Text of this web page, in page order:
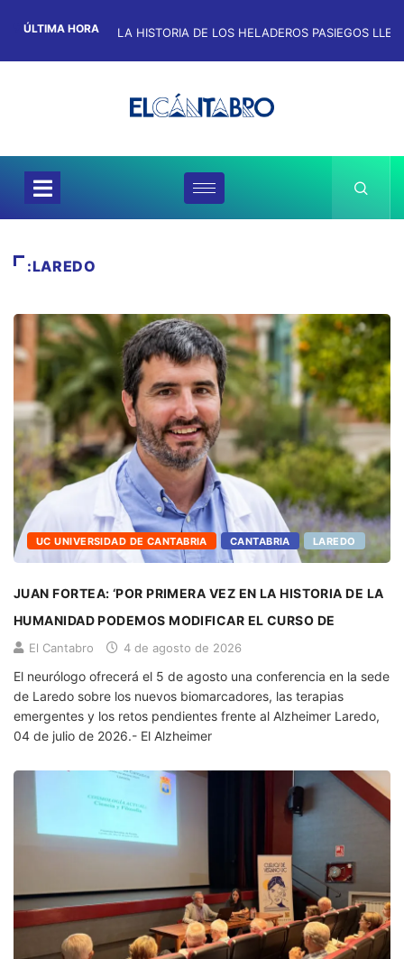
ÚLTIMA HORA
:LAREDO
UC UNIVERSIDAD DE CANTABRIA CANTABRIA LAREDO
JUAN FORTEA: ‘POR PRIMERA VEZ EN LA HISTORIA DE LA
HUMANIDAD PODEMOS MODIFICAR EL CURSO DE
El Cantabro 4 de agosto de 2026
El neurólogo ofrecerá el 5 de agosto una conferencia en la sede
de Laredo sobre los nuevos biomarcadores, las terapias
emergentes y los retos pendientes frente al Alzheimer Laredo,
04 de julio de 2026.- El Alzheimer